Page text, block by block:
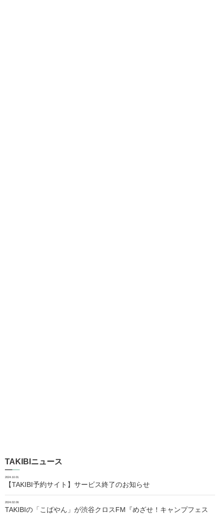
TAKIBIニュース
2024.10.01
【TAKIBI予約サイト】サービス終了のお知らせ
2024.02.06
TAKIBIの「こばやん」が渋谷クロスFM『めざせ！キャンプフェス